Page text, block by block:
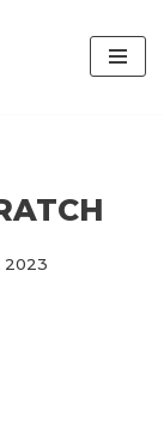
2023